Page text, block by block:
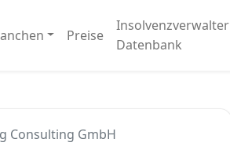
Preise
Insolvenzverwalter
Datenbank
Consulting GmbH